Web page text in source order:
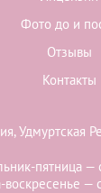
Фото до и
Отзывы
Контакты
Удмуртская
пятница —
воскресенье —